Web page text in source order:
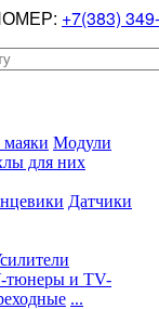
+7(383)
Модули
для них
Датчики
тюнеры и TV-
...